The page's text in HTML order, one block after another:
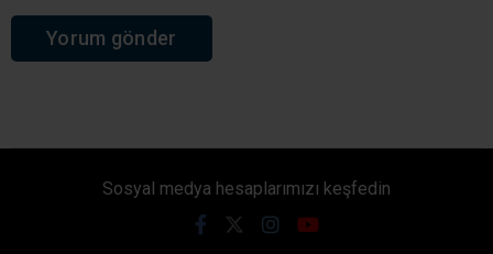
Sosyal medya hesaplarımızı keşfedin